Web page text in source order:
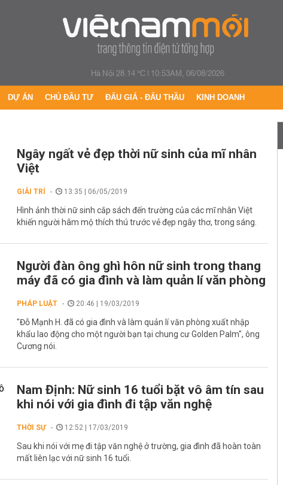
Hà Nội 28.14 °C| 10:53AM, 06/08/2026
DỰ ÁN CHỦ ĐẦU TƯ ĐẤU GIÁ - ĐẤU THẦU KINH DOANH
Ngây ngất vẻ đẹp thời nữ sinh của mĩ nhân
Việt
GIẢI TRÍ 13:35 | 06/05/2019
Hình ảnh thời nữ sinh cắp sách đến trường của các mĩ nhân Việt
khiến người hâm mộ thích thú trước vẻ đẹp ngây thơ, trong sáng.
Người đàn ông ghì hôn nữ sinh trong thang
máy đã có gia đình và làm quản lí văn phòng
PHÁP LUẬT 20:46 | 19/03/2019
"Đỗ Mạnh H. đã có gia đình và làm quản lí văn phòng xuất nhập
khẩu lao động cho một người bạn tại chung cư Golden Palm", ông
Cương nói.
Nam Định: Nữ sinh 16 tuổi bặt vô âm tín sau
khi nói với gia đình đi tập văn nghệ
THỜI SỰ 12:52 | 17/03/2019
Sau khi nói với mẹ đi tập văn nghệ ở trường, gia đình đã hoàn toàn
mất liên lạc với nữ sinh 16 tuổi.